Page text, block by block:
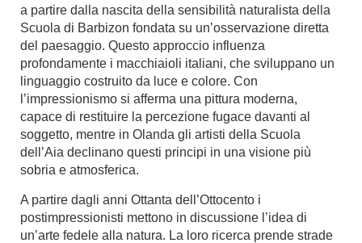
a partire dalla nascita della sensibilità naturalista della
Scuola di Barbizon fondata su un’osservazione diretta
del paesaggio. Questo approccio influenza
profondamente i macchiaioli italiani, che sviluppano un
linguaggio costruito da luce e colore. Con
l’impressionismo si afferma una pittura moderna,
capace di restituire la percezione fugace davanti al
soggetto, mentre in Olanda gli artisti della Scuola
dell’Aia declinano questi principi in una visione più
sobria e atmosferica.
A partire dagli anni Ottanta dell’Ottocento i
postimpressionisti mettono in discussione l’idea di
un’arte fedele alla natura. La loro ricerca prende strade